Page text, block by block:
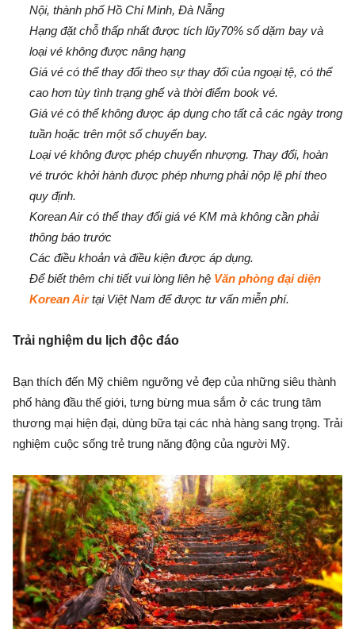
Nội, thành phố Hồ Chí Minh, Đà Nẵng
Hạng đặt chỗ thấp nhất được tích lũy70% số dặm bay và
loại vé không được nâng hạng
Giá vé có thể thay đổi theo sự thay đổi của ngoại tệ, có thể
cao hơn tùy tình trạng ghế và thời điểm book vé.
Giá vé có thể không được áp dụng cho tất cả các ngày trong
tuần hoặc trên một số chuyến bay.
Loại vé không được phép chuyển nhượng. Thay đổi, hoàn
vé trước khởi hành được phép nhưng phải nộp lệ phí theo
quy định.
Korean Air có thể thay đổi giá vé KM mà không cần phải
thông báo trước
Các điều khoản và điều kiện được áp dụng.
Để biết thêm chi tiết vui lòng liên hệ Văn phòng đại diện
Korean Airtại Việt Nam để được tư vấn miễn phí.
Trải nghiệm du lịch độc đáo
Bạn thích đến Mỹ chiêm ngưỡng vẻ đẹp của những siêu thành
phố hàng đầu thế giới, tưng bừng mua sắm ở các trung tâm
thương mại hiện đại, dùng bữa tại các nhà hàng sang trọng. Trải
nghiệm cuộc sống trẻ trung năng động của người Mỹ.